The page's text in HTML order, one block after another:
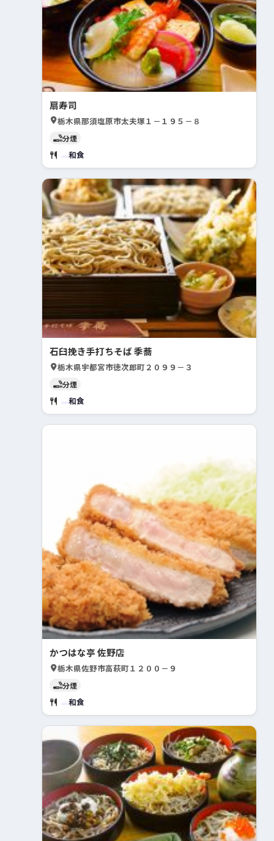
扇寿司
栃木県那須塩原市太夫塚１－１９５－８
分煙
和食
石臼挽き手打ちそば 季蕎
栃木県宇都宮市徳次郎町２０９９－３
分煙
和食
かつはな亭 佐野店
栃木県佐野市高萩町１２００－９
分煙
和食